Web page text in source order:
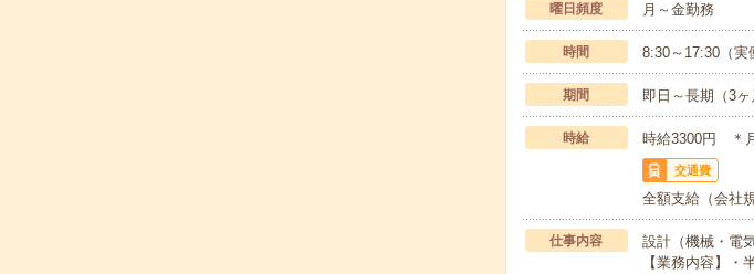
曜日頻度 月～金勤務
時間 8:30～17:30（実
期間 即日～長期（3
時給 時給3300円 ＊
交通費
全額支給（会社
仕事内容
設計（機械・電
【業務内容】・